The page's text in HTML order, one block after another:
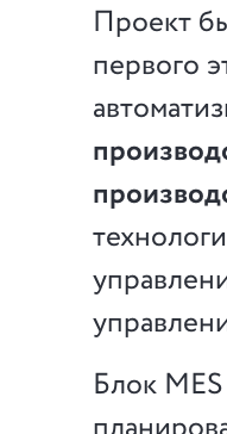
Проект
первого
Блок